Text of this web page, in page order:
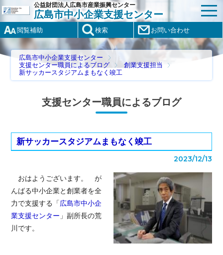
公益財団法人広島市産業振興センター
広島市中小企業支援センター
閲覧補助 検索 お問い合わせ
広島市中小企業支援センター
支援センター職員によるブログ
創業支援担当
新サッカースタジアムまもなく竣工
支援センター職員によるブログ
新サッカースタジアムまもなく竣工
2023/12/13
おはようございます。 が
んばる中小企業と創業者を全
力で支援する「広島市中小企
業支援センター 」副所長の荒
川です。